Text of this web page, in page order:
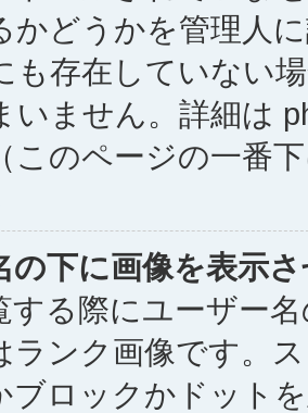
かどうかを管理人
も存在していない
いません。詳細は
このページの一番
の下に画像を表示
する際にユーザー
ランク画像です。
ブロックかドット